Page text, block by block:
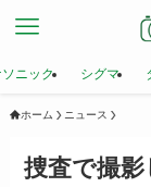
ニック シグマ
ホーム ニュース
捜査で撮